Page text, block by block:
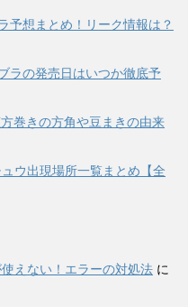
予想まとめ！リーク情報は？
ラの発売日はいつか徹底予
巻きの方角や豆まきの由来
ュウ出現場所一覧まとめ【全
使えない！エラーの対処法 に